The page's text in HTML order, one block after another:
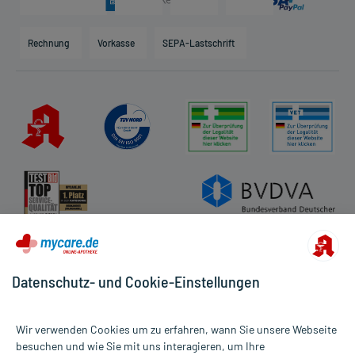
Direktabrechnung PKV
Impressum
Datenschutz
Cookie-Einstellungen
Rückgabe/Widerruf
Rechnung Vorkasse SEPA-Lastschrift
Datenschutz- und Cookie-Einstellungen
Wir verwenden Cookies um zu erfahren, wann Sie unsere Webseite
besuchen und wie Sie mit uns interagieren, um Ihre